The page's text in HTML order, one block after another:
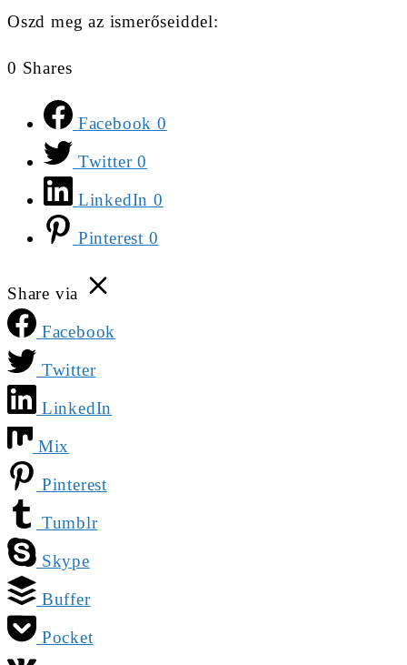
Oszd meg az ismerőseiddel:
0 Shares
Facebook 0
Twitter 0
LinkedIn 0
Pinterest 0
Share via
Facebook
Twitter
LinkedIn
Mix
Pinterest
Tumblr
Skype
Buffer
Pocket